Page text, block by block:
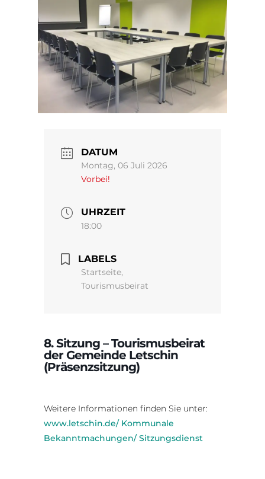
DATUM
Montag, 06 Juli 2026
Vorbei!
UHRZEIT
18:00
LABELS
Startseite,
Tourismusbeirat
8. Sitzung – Tourismusbeirat
der Gemeinde Letschin
(Präsenzsitzung)
Weitere Informationen finden Sie unter:
www.letschin.de/ Kommunale
Bekanntmachungen/ Sitzungsdienst